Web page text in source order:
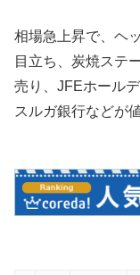
相場急上昇で、ヘ
目立ち、炭焼ステ
売り、JFEホール
スルガ銀行などが